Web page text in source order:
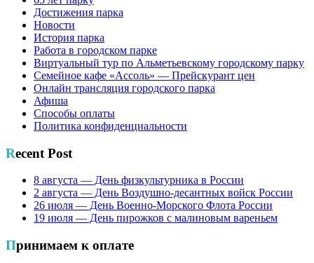
Достижения парка
Новости
История парка
Работа в городском парке
Виртуальный тур по Альметьевскому городскому парку
Семейное кафе «Ассоль» — Прейскурант цен
Онлайн трансляция городского парка
Афиша
Способы оплаты
Политика конфиденциальности
Recent Post
8 августа — День физкультурника в России
2 августа — День Воздушно-десантных войск России
26 июля — День Военно-Морского Флота России
19 июля — День пирожков с малиновым вареньем
Принимаем к оплате